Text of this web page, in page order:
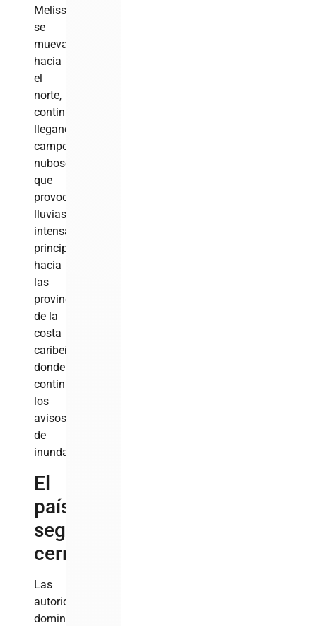
Melissa
se
mueva
hacia
el
norte,
continuarán
llegando
campos
nubosos
que
provocarán
lluvias
intensas,
principalmente
hacia
las
provincias
de la
costa
caribeña
donde
continúan
los
avisos
de
inundaciones.
El
país
seguirá
cerrado
Las
autoridades
dominicanas